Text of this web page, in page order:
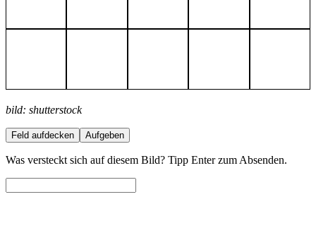
bild: shutterstock
Feld aufdecken Aufgeben
Was versteckt sich auf diesem Bild? Tipp Enter zum Absenden.